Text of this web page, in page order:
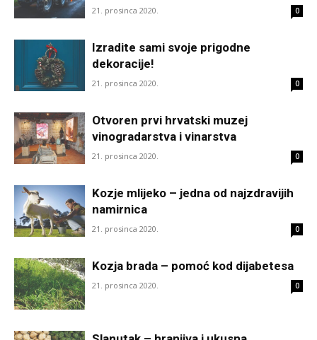
21. prosinca 2020. 0
Izradite sami svoje prigodne
dekoracije!
21. prosinca 2020. 0
Otvoren prvi hrvatski muzej
vinogradarstva i vinarstva
21. prosinca 2020. 0
Kozje mlijeko – jedna od najzdravijih
namirnica
21. prosinca 2020. 0
Kozja brada – pomoć kod dijabetesa
21. prosinca 2020. 0